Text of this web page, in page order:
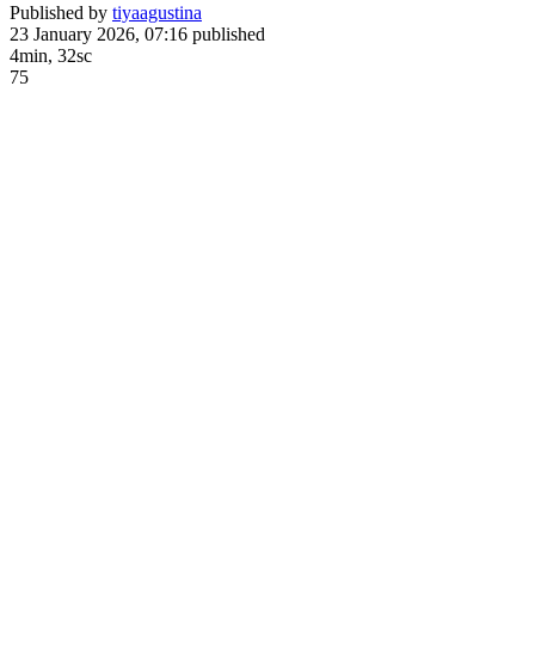
Published by tiyaagustina
23 January 2026, 07:16 published
4min, 32sc
75